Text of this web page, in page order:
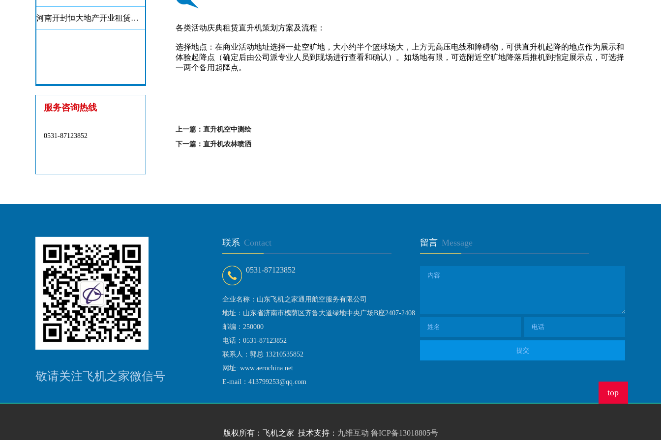
河南开封恒大地产开业租赁两架直升机空中看房
服务咨询热线
0531-87123852
各类活动庆典租赁直升机策划方案及流程：
选择地点：在商业活动地址选择一处空旷地，大小约半个篮球场大，上方无高压电线和障碍物，可供直升机起降的地点作为展示和
体验起降点（确定后由公司派专业人员到现场进行查看和确认）。如场地有限，可选附近空旷地降落后推机到指定展示点，可选择
一两个备用起降点。
上一篇： 直升机空中测绘
下一篇： 直升机农林喷洒
敬请关注飞机之家微信号
联系 Contact
0531-87123852
企业名称：山东飞机之家通用航空服务有限公司
地址：山东省济南市槐荫区齐鲁大道绿地中央广场B座2407-2408
邮编：250000
电话：0531-87123852
联系人：郭总 13210535852
网址: www.aerochina.net
E-mail：413799253@qq.com
留言 Message
版权所有：飞机之家 技术支持： 九维互动 鲁ICP备13018805号
top